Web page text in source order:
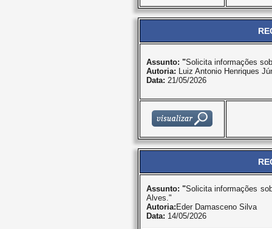
Assunto: "Solicita informações
Autoria: Luiz Antonio Henriques
Data: 21/05/2026
Assunto: "Solicita informações
Alves."
Autoria: Eder Damasceno Silva
Data: 14/05/2026